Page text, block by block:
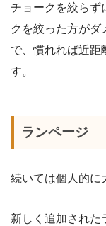
チョークを絞らず
クを絞った方がダ
で、慣れれば近距
す。
ランページ
続いては個人的に
新しく追加された